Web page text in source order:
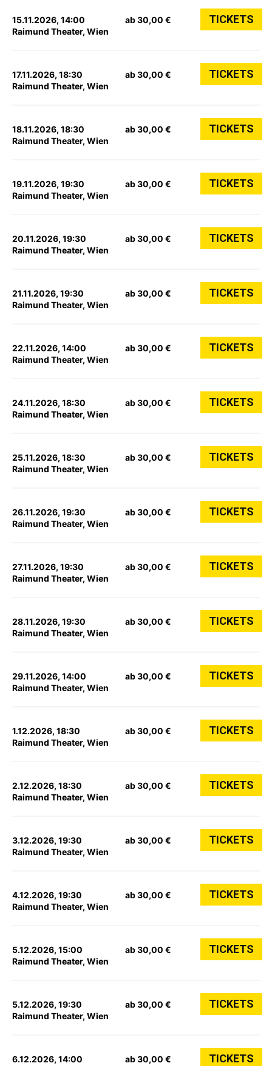
15.11.2026, 14:00
Raimund Theater, Wien
ab 30,00 € TICKETS
17.11.2026, 18:30
Raimund Theater, Wien
ab 30,00 € TICKETS
18.11.2026, 18:30
Raimund Theater, Wien
ab 30,00 € TICKETS
19.11.2026, 19:30
Raimund Theater, Wien
ab 30,00 € TICKETS
20.11.2026, 19:30
Raimund Theater, Wien
ab 30,00 € TICKETS
21.11.2026, 19:30
Raimund Theater, Wien
ab 30,00 € TICKETS
22.11.2026, 14:00
Raimund Theater, Wien
ab 30,00 € TICKETS
24.11.2026, 18:30
Raimund Theater, Wien
ab 30,00 € TICKETS
25.11.2026, 18:30
Raimund Theater, Wien
ab 30,00 € TICKETS
26.11.2026, 19:30
Raimund Theater, Wien
ab 30,00 € TICKETS
27.11.2026, 19:30
Raimund Theater, Wien
ab 30,00 € TICKETS
28.11.2026, 19:30
Raimund Theater, Wien
ab 30,00 € TICKETS
29.11.2026, 14:00
Raimund Theater, Wien
ab 30,00 € TICKETS
1.12.2026, 18:30
Raimund Theater, Wien
ab 30,00 € TICKETS
2.12.2026, 18:30
Raimund Theater, Wien
ab 30,00 € TICKETS
3.12.2026, 19:30
Raimund Theater, Wien
ab 30,00 € TICKETS
4.12.2026, 19:30
Raimund Theater, Wien
ab 30,00 € TICKETS
5.12.2026, 15:00
Raimund Theater, Wien
ab 30,00 € TICKETS
5.12.2026, 19:30
Raimund Theater, Wien
ab 30,00 € TICKETS
6.12.2026, 14:00
ab 30,00 € TICKETS